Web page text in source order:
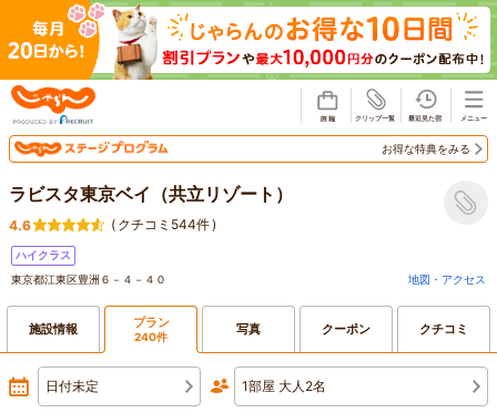
お得な特典をみる
ラビスタ東京ベイ（共立リゾート）
4.6 ( クチコミ544件)
ハイクラス
東京都江東区豊洲６－４－４０
地図・アクセス
施設情報 プラン
240件 写真 クーポン クチコミ
日付未定 1部屋 大人2名